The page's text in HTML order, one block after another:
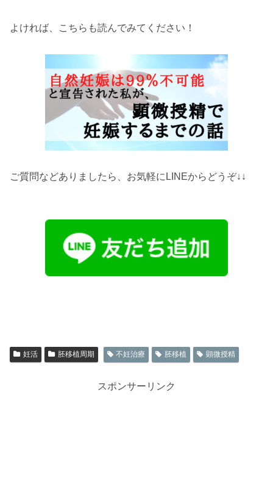
よければ、こちらも読んでみてください！
ご質問などありましたら、お気軽にLINEからどうぞ↓↓
妊活 胚移植周期 不妊治療 胚移植 顕微授精
スポンサーリンク